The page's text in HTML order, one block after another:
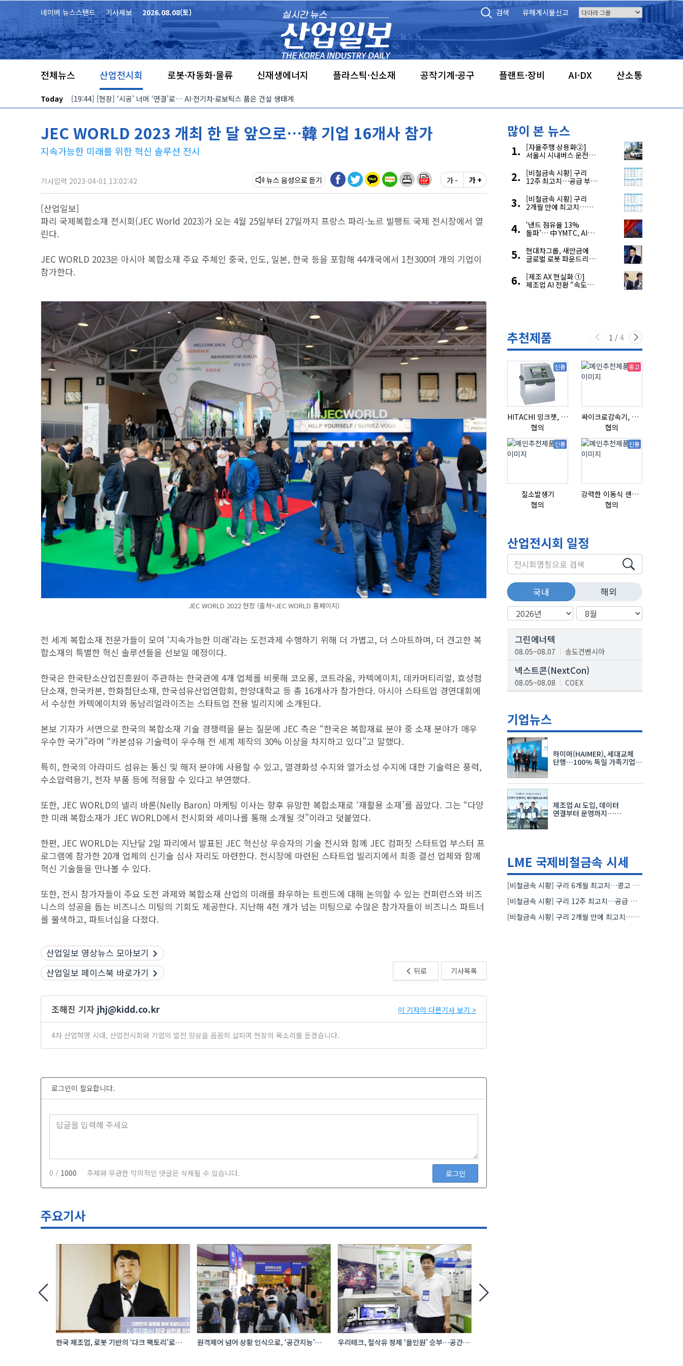
본문 바로가기
네이버 뉴스스탠드 기사제보 2026.08.08(토) 검색 유해게시물신고
전체뉴스 산업전시회 로봇·자동화·물류 신재생에너지 플라스틱·신소재 공작기계·공구 플랜트·장비 AI·DX 산소통
Today [19:44] [현장] ‘시공’ 너머 ‘연결’로… AI·전기차·로보틱스 품은 건설 생태계
JEC WORLD 2023 개최 한 달 앞으로…韓 기업 16개사 참가
지속가능한 미래를 위한 혁신 솔루션 전시
기사입력 2023-04-01 13:02:42 뉴스 음성 가 - 가 +
[산업일보]
파리 국제복합소재 전시회(JEC World 2023)가 오는 4월 25일부터 27일까지 프랑스 파리-노르 빌팽트 국제 전시장에서 열
린다.
JEC WORLD 2023은 아시아 복합소재 주요 주체인 중국, 인도, 일본, 한국 등을 포함해 44개국에서 1천300여 개의 기업이
참가한다.
JEC WORLD 2022 현장 (출처=JEC WORLD 홈페이지)
전 세계 복합소재 전문가들이 모여 ‘지속가능한 미래’라는 도전과제 수행하기 위해 더 가볍고, 더 스마트하며, 더 견고한 복
합소재의 특별한 혁신 솔루션들을 선보일 예정이다.
한국은 한국탄소산업진흥원이 주관하는 한국관에 4개 업체를 비롯해 코오롱, 코트라움, 카텍에이치, 데카머티리얼, 효성첨
단소재, 한국카본, 한화첨단소재, 한국섬유산업연합회, 한양대학교 등 총 16개사가 참가한다. 아시아 스타트업 경연대회에
서 수상한 카텍에이치와 동남리얼라이즈는 스타트업 전용 빌리지에 소개된다.
본보 기자가 서면으로 한국의 복합소재 기술 경쟁력을 묻는 질문에 JEC 측은 “한국은 복합재료 분야 중 소재 분야가 매우
우수한 국가”라며 “카본섬유 기술력이 우수해 전 세계 제작의 30% 이상을 차지하고 있다”고 말했다.
특히, 한국의 아라미드 섬유는 통신 및 해저 분야에 사용할 수 있고, 열경화성 수지와 열가소성 수지에 대한 기술력은 풍력,
수소압력용기, 전자 부품 등에 적용할 수 있다고 부연했다.
또한, JEC WORLD의 넬리 바론(Nelly Baron) 마케팅 이사는 향후 유망한 복합소재로 ‘재활용 소재’를 꼽았다. 그는 “다양
한 미래 복합소재가 JEC WORLD에서 전시회와 세미나를 통해 소개될 것”이라고 덧붙였다.
한편, JEC WORLD는 지난달 2일 파리에서 발표된 JEC 혁신상 우승자의 기술 전시와 함께 JEC 컴퍼짓 스타트업 부스터 프
로그램에 참가한 20개 업체의 신기술 심사 자리도 마련한다. 전시장에 마련된 스타트업 빌리지에서 최종 결선 업체와 함께
혁신 기술들을 만나볼 수 있다.
또한, 전시 참가자들이 주요 도전 과제와 복합소재 산업의 미래를 좌우하는 트렌드에 대해 논의할 수 있는 컨퍼런스와 비즈
니스의 성공을 돕는 비즈니스 미팅의 기회도 제공한다. 지난해 4천 개가 넘는 미팅으로 수많은 참가자들이 비즈니스 파트너
를 물색하고, 파트너십을 다졌다.
뒤로 기사목록
산업일보 영상뉴스 모아보기
산업일보 페이스북 바로가기
조해진 기자 jhj@kidd.co.kr 이 기자의 다른기사 보기 >
4차 산업혁명 시대, 산업전시회와 기업의 발전 양상을 꼼꼼히 살피며 현장의 목소리를 듣겠습니다.
로그인이 필요합니다.
0 / 1000 주제와 무관한 악의적인 댓글은 삭제될 수 있습니다. 로그인
주요기사
한국 제조업, 로봇 기반의 ‘다크 팩토리’로
원격제어 넘어 상황 인식으로, ‘공간지능’
우리테크, 절삭유 정제 ‘올인원’ 승부…공간·
많이 본 뉴스
[자율주행 상용화②]
서울시 시내버스 운전자
해결한다
[비철금속 시황] 구리
12주 최고치…공급 부족
[비철금속 시황] 구리
2개월 만에 최고치…
우려 확대
‘낸드 점유율 13%
돌파’… 中 YMTC, AI
4위 맹추격
현대차그룹, 새만금에
글로벌 로봇 파운드리
[제조 AX 현실화 ①]
제조업 AI 전환 “속도와
추천제품 1 / 4
신품
HITACHI 잉크젯, RX2-BD160S
협의
중고
싸이크로감속기, 감속기제작
협의
신품
질소발생기
협의
신품
강력한 이동식 샌딩기 / 고급 이태리 IBIX샌드블라스터
협의
산업전시회 일정
국내 해외
그린에너텍
08.05~08.07 송도컨벤시아
넥스트콘(NextCon)
08.05~08.08 COEX
08.19~08.21
K-PRINT
08.19~08.22
자율주행모빌리티산업전
08.25~08.27
차세대 반도체 패키징 산업전
08.26~08.28 수원컨벤션센터
기업뉴스
하이머(HAIMER), 세대교체
단행…100% 독일 가족기업
제조업 AI 도입, 데이터
연결부터 운영까지…
LME 국제비철금속 시세
[비철금속 시황] 구리 6개월 최고치…콩고 수출 규제에 공급 우려 확대
[비철금속 시황] 구리 12주 최고치…공급 부족 우려에 강세
[비철금속 시황] 구리 2개월 만에 최고치…재고 감소에 공급 부족 우려 확대